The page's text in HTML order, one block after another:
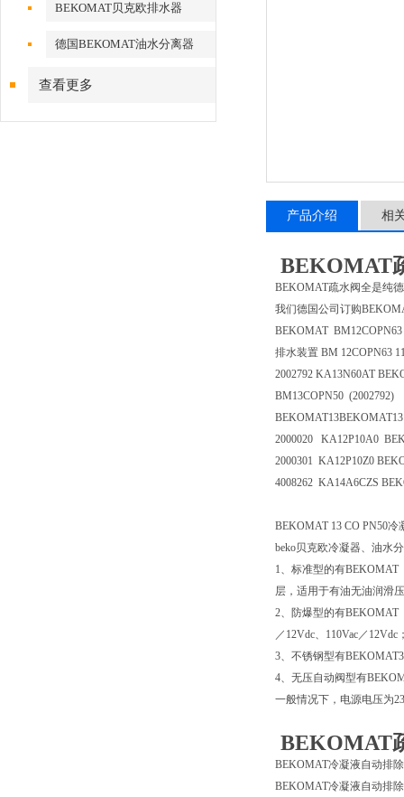
BEKOMAT贝克欧排水器
德国BEKOMAT油水分离器
查看更多
产品介绍 相
BEKOMAT
BEKOMAT疏水阀全是纯
我们德国公司订购
BEKOMAT
排水装置 BM 12COPN63
2002792 KA13N60AT
BM13COPN50 (2002792)
2000020 KA12P10A0
2000301 KA12P10Z0
4008262 KA14A6CZS
BEKOMAT 13 CO PN50冷
beko贝克欧冷凝器、油水
1、标准型的有BEKOMAT
层，适用于有油无油润滑
2、防爆型的有BEKOMAT
／12Vdc、110Vac／12Vdc
3、不锈钢型有
4、无压自动阀型有
一般情况下，电源电压为
BEKOMAT
BEKOMAT冷凝液自动排
BEKOMAT冷凝液自动排